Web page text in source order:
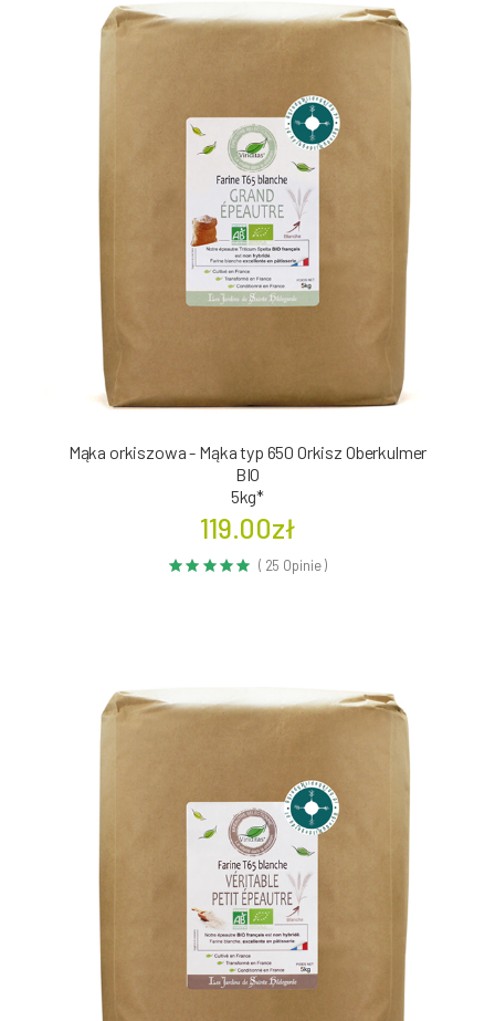
Mąka orkiszowa - Mąka typ 650 Orkisz Oberkulmer
BIO
5kg*
119.00zł
( 25 Opinie )